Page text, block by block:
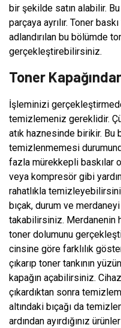
bir şekilde satın alabilir.
parçaya ayrılır. Toner
adlandırılan bu bölümde
gerçekleştirebilirsiniz.
Toner
İşleminizi
temizlemeniz gereklidir.
atık haznesinde birikir. Bu
temizlenmemesi
fazla mürekkepli baskılar
veya kompresör gibi
rahatlıkla
bıçak, durum ve
takabilirsiniz. Merdanenin
toner dolumunu
cinsine göre farklılık
çıkarıp toner tankının
kapağın açabilirsiniz.
çıkardıktan sonra
altındaki bıçağı da
ardından ayırdığınız